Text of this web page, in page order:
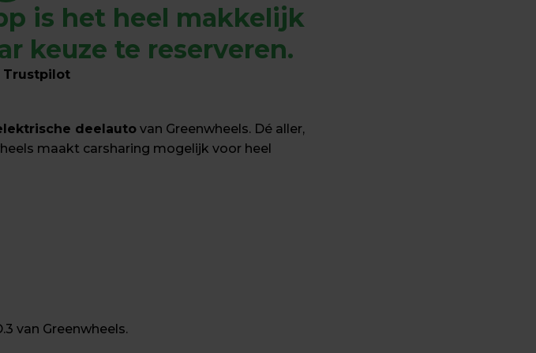
is het heel makkelijk
keuze te reserveren.
Trustpilot
deelauto van Greenwheels. Dé aller,
maakt carsharing mogelijk voor heel
van Greenwheels.